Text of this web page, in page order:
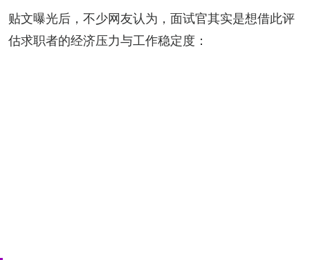
贴文曝光后，不少网友认为，面试官其实是想借此评
估求职者的经济压力与工作稳定度：